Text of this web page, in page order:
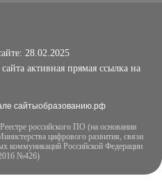
28.02.2025
активная прямая ссылка на
сайтыобразованию.рф
российского ПО (на основании
цифрового развития, связи
коммуникаций Российской Федерации
№426)